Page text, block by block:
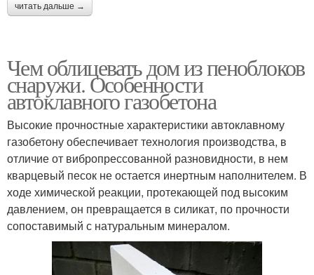
читать дальше →
Чем облицевать дом из пеноблоков
снаружи. Особенности
автоклавного газобетона
Высокие прочностные характеристики автоклавному
газобетону обеспечивает технология производства, в
отличие от вибропрессованной разновидности, в нем
кварцевый песок не остается инертным наполнителем. В
ходе химической реакции, протекающей под высоким
давлением, он превращается в силикат, по прочности
сопоставимый с натуральным минералом.